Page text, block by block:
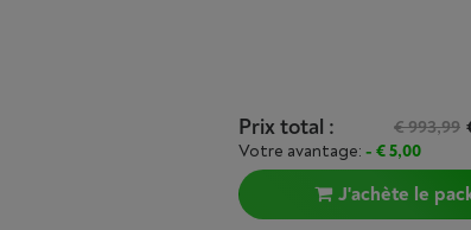
Prix total : € 993,99
Votre avantage: - € 5,00
J'achète le